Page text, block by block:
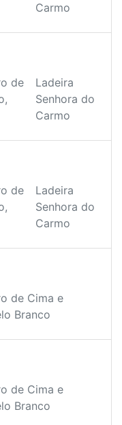
Carmo
de
Ladeira
Senhora do
Carmo
de
Ladeira
Senhora do
Carmo
de Cima e
Branco
de Cima e
Branco